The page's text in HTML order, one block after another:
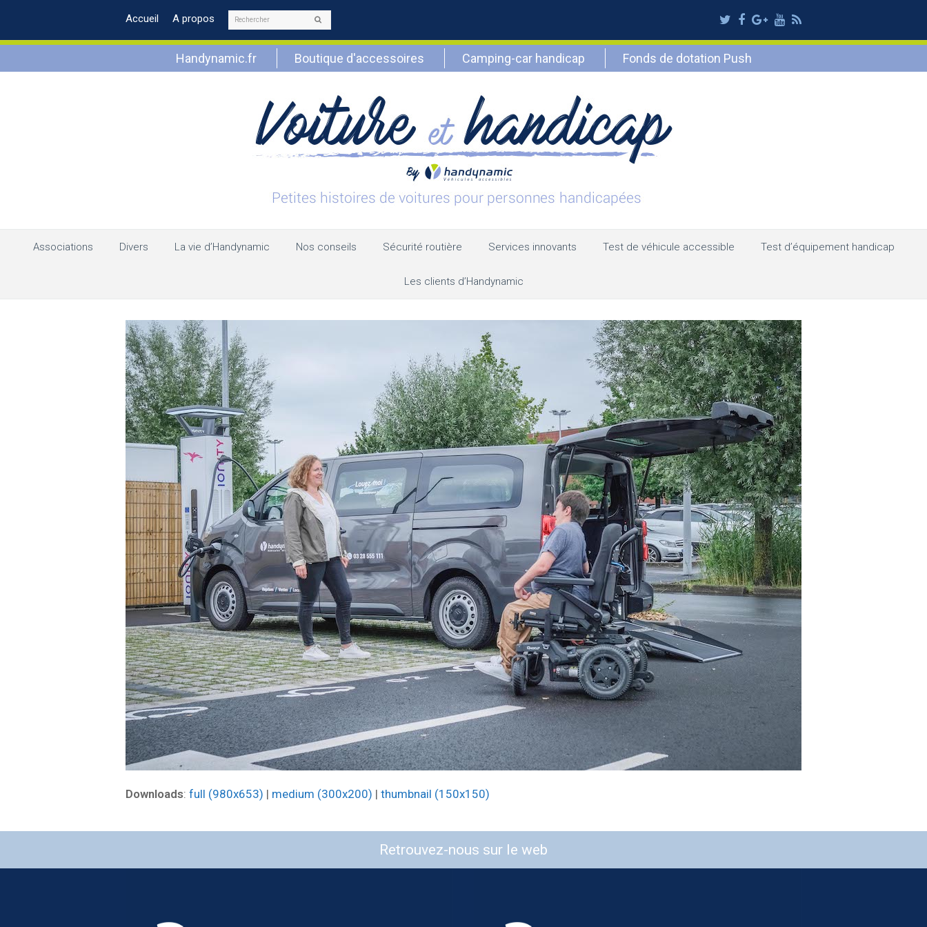
Accueil A propos Rechercher Twitter
Facebook
Google
Plus
Youtube
RSS
Handynamic.fr Boutique d'accessoires Camping-car handicap Fonds de dotation Push
Associations Divers La vie d’Handynamic Nos conseils Sécurité routière Services innovants Test de véhicule accessible Test d’équipement handicap
Les clients d’Handynamic
Downloads: full (980x653) | medium (300x200) | thumbnail (150x150)
Retrouvez-nous sur le web